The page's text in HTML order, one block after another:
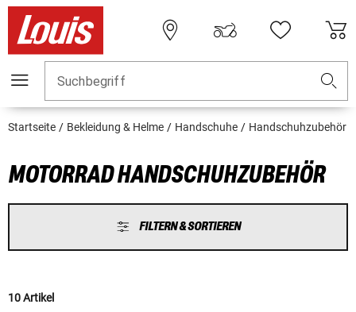
Suchbegriff
Startseite Bekleidung & Helme Handschuhe Handschuhzubehör
MOTORRAD HANDSCHUHZUBEHÖR
FILTERN & SORTIEREN
10 Artikel